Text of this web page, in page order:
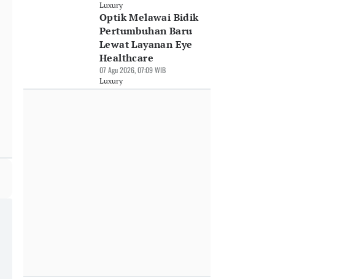
Luxury
Optik Melawai Bidik
Pertumbuhan Baru
Lewat Layanan Eye
Healthcare
07 Agu 2026, 07:09 WIB
Luxury